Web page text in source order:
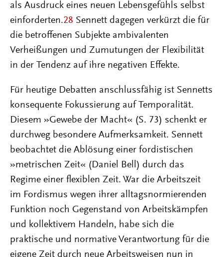
als Ausdruck eines neuen Lebensgefühls selbst
einforderten.28 Sennett dagegen verkürzt die für
die betroffenen Subjekte ambivalenten
Verheißungen und Zumutungen der Flexibilität
in der Tendenz auf ihre negativen Effekte.
Für heutige Debatten anschlussfähig ist Sennetts
konsequente Fokussierung auf Temporalität.
Diesem »Gewebe der Macht« (S. 73) schenkt er
durchweg besondere Aufmerksamkeit. Sennett
beobachtet die Ablösung einer fordistischen
»metrischen Zeit« (Daniel Bell) durch das
Regime einer flexiblen Zeit. War die Arbeitszeit
im Fordismus wegen ihrer alltagsnormierenden
Funktion noch Gegenstand von Arbeitskämpfen
und kollektivem Handeln, habe sich die
praktische und normative Verantwortung für die
eigene Zeit durch neue Arbeitsweisen nun in